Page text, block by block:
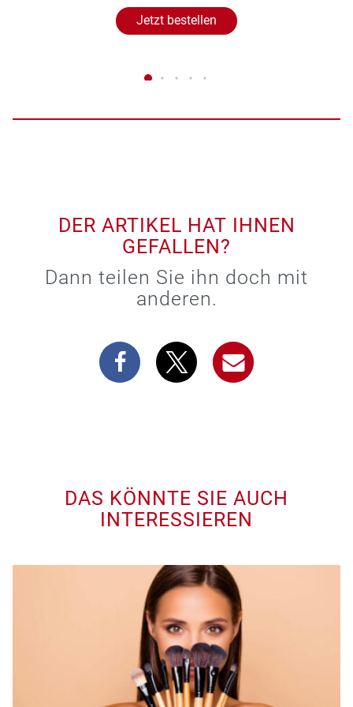
Jetzt bestellen
DER ARTIKEL HAT IHNEN
GEFALLEN?
Dann teilen Sie ihn doch mit
anderen.
DAS KÖNNTE SIE AUCH
INTERESSIEREN